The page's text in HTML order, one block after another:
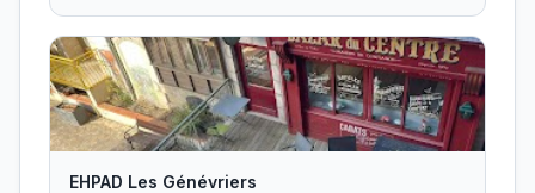
EHPAD Les Génévriers